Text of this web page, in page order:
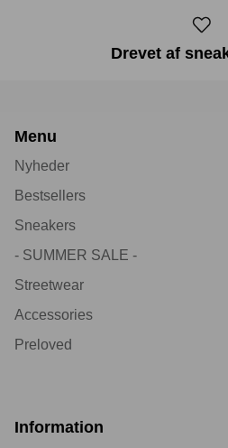
Drevet af
Menu
Nyheder
Bestsellers
Sneakers
- SUMMER SALE -
Streetwear
Accessories
Preloved
Information